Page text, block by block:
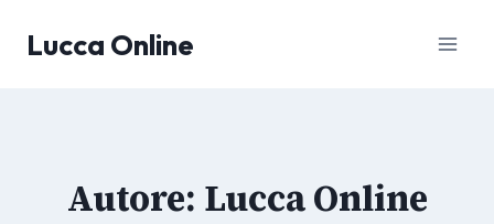
Lucca Online
Autore: Lucca Online